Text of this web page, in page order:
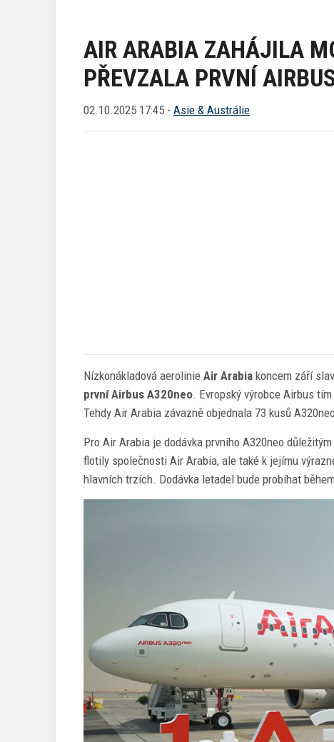
AIR ARABIA ZAHÁJILA
PŘEVZALA PRVNÍ
02.10.2025 17:45 - Asie & Austrálie
Nízkonákladová aerolinie Air Arabia koncem září
první Airbus A320neo. Evropský výrobce Airbus
Tehdy Air Arabia závazně objednala 73 kusů
Pro Air Arabia je dodávka prvního A320neo
flotily společnosti Air Arabia, ale také k jejímu
hlavních trzích. Dodávka letadel bude probíhat